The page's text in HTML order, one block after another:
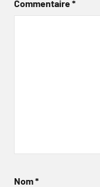
Commentaire*
Nom*